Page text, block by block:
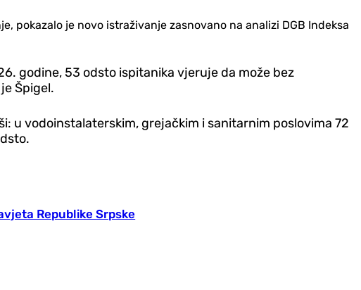
pokazalo je novo istraživanje zasnovano na analizi DGB Indeksa
godine, 53 odsto ispitanika vjeruje da može bez
Špigel.
u vodoinstalaterskim, grejačkim i sanitarnim poslovima 72
Republike Srpske